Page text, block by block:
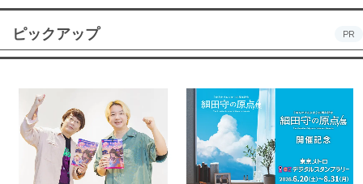
ピックアップ PR